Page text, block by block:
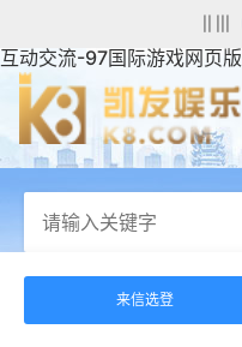
互动交流-97国际游戏网页版
来信选登